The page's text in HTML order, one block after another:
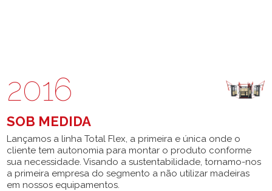
2016
SOB MEDIDA
Lançamos a linha Total Flex, a primeira e única onde o
cliente tem autonomia para montar o produto conforme
sua necessidade. Visando a sustentabilidade, tornamo-nos
a primeira empresa do segmento a não utilizar madeiras
em nossos equipamentos.